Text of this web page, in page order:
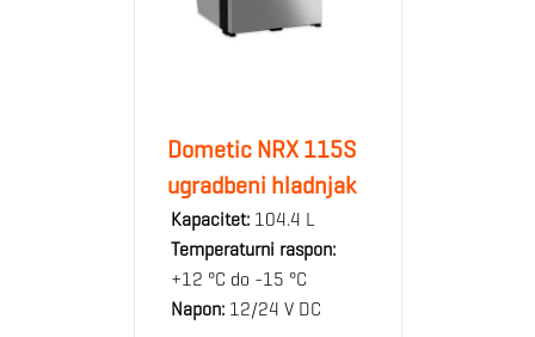
Dometic NRX 115S
ugradbeni hladnjak
Kapacitet:104.4 L
Temperaturni raspon:
+12 °C do -15 °C
Napon:12/24 V DC